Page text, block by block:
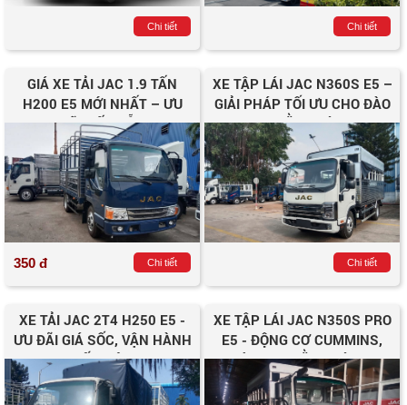
Chi tiết Chi tiết
GIÁ XE TẢI JAC 1.9 TẤN
H200 E5 MỚI NHẤT – ƯU
ĐÃI HẤP DẪN
350 đ Chi tiết
XE TẬP LÁI JAC N360S E5 –
GIẢI PHÁP TỐI ƯU CHO ĐÀO
TẠO BẰNG LÁI C1
Chi tiết
XE TẢI JAC 2T4 H250 E5 -
ƯU ĐÃI GIÁ SỐC, VẬN HÀNH
TIẾT KIỆM
XE TẬP LÁI JAC N350S PRO
E5 - ĐỘNG CƠ CUMMINS,
ĐÀO TẠO BẰNG LÁI C1